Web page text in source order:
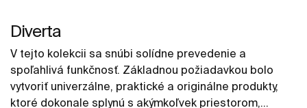
Diverta
V tejto kolekcii sa snúbi solídne prevedenie a
spoľahlivá funkčnosť. Základnou požiadavkou bolo
vytvoriť univerzálne, praktické a originálne produkty,
ktoré dokonale splynú s akýmkoľvek priestorom,